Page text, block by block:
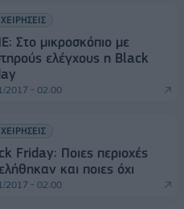
Στο μικροσκόπιο με
ελέγχους η Black
2017 - 02:00
Friday: Ποιες περιοχές
και ποιες όχι
2017 - 02:00